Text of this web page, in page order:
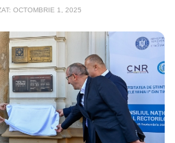
OCTOMBRIE 1, 2025